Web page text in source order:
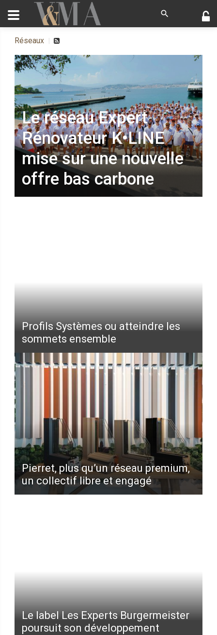
Réseaux
Le réseau Expert
Rénovateur K•LINE
mise sur une nouvelle
offre bas carbone
Profils Systèmes ou atteindre les
sommets ensemble
Pierret, plus qu’un réseau premium,
un collectif libre et engagé
Le label Les Experts Burgermeister
poursuit son développement